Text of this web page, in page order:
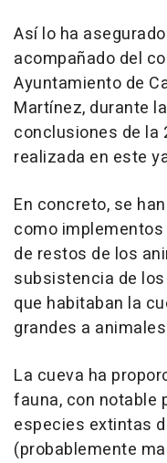
Así lo ha
acompañado del
Ayuntamiento de
Martínez, durante
conclusiones de la
realizada en este
En concreto, se
como
de restos de los
subsistencia de
que habitaban la
grandes a
La cueva ha
fauna, con notable
especies extintas
(probablemente